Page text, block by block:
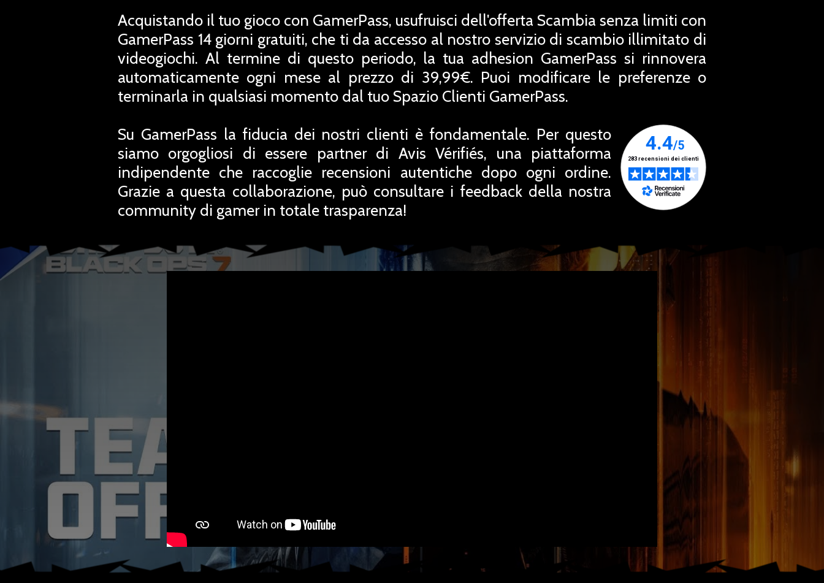
Acquistando il tuo gioco con GamerPass, usufruisci dell'offerta Scambia senza limiti con
GamerPass 14 giorni gratuiti, che ti da accesso al nostro servizio di scambio illimitato di
videogiochi. Al termine di questo periodo, la tua adhesion GamerPass si rinnovera
automaticamente ogni mese al prezzo di 39,99€. Puoi modificare le preferenze o
terminarla in qualsiasi momento dal tuo Spazio Clienti GamerPass.
Su GamerPass la fiducia dei nostri clienti è fondamentale. Per questo
siamo orgogliosi di essere partner di Avis Vérifiés, una piattaforma
indipendente che raccoglie recensioni autentiche dopo ogni ordine.
Grazie a questa collaborazione, può consultare i feedback della nostra
community di gamer in totale trasparenza!